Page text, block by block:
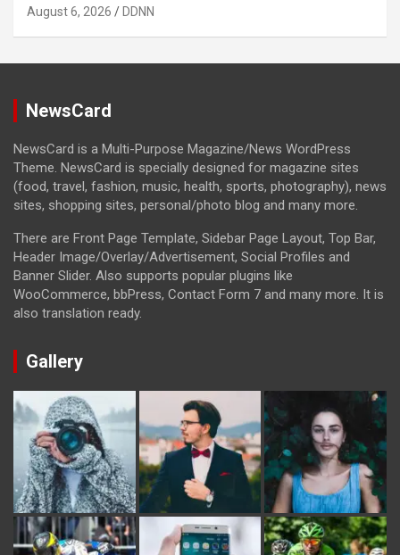
August 6, 2026 DDNN
NewsCard
NewsCard is a Multi-Purpose Magazine/News WordPress
Theme. NewsCard is specially designed for magazine sites
(food, travel, fashion, music, health, sports, photography), news
sites, shopping sites, personal/photo blog and many more.
There are Front Page Template, Sidebar Page Layout, Top Bar,
Header Image/Overlay/Advertisement, Social Profiles and
Banner Slider. Also supports popular plugins like
WooCommerce, bbPress, Contact Form 7 and many more. It is
also translation ready.
Gallery